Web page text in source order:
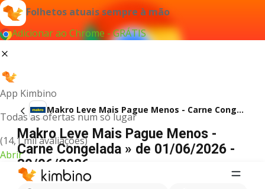
Folhetos atuais sempre à mão
Adicionar ao Chrome - GRÁTIS
App Kimbino
Todas as ofertas num só lugar
(14,1 mil avaliações)
Abrir
Makro Leve Mais Pague Menos - Carne Congelada
Makro Leve Mais Pague Menos -
Carne Congelada » de 01/06/2026 -
30/06/2026